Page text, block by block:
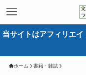
当サイトはアフィリエ
ホーム 書籍・雑誌